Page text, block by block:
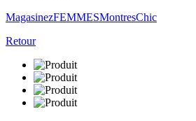
MagasinezFEMMESMontresChic
Retour